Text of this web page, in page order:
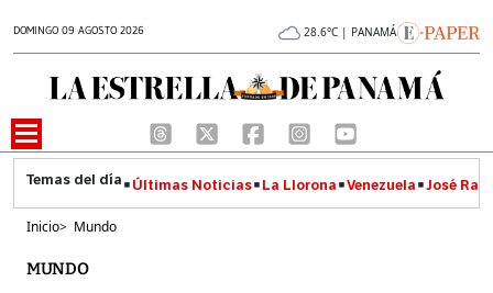
DOMINGO 09 AGOSTO 2026 28.6°C | PANAMÁ
Últimas Noticias La Llorona Venezuela José
Inicio> Mundo
MUNDO